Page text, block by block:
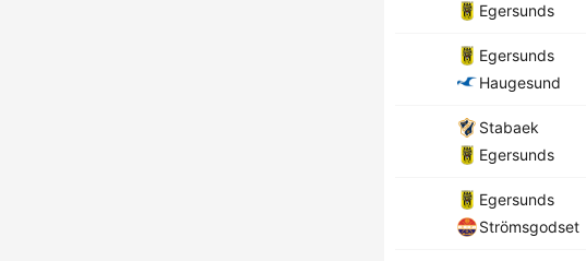
Egersunds
Egersunds
Haugesund
Stabaek
Egersunds
Egersunds
Strömsgodset